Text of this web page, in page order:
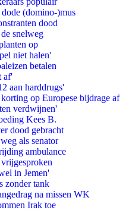
(domino-)mus
dood
snelweg
op
niet halen'
betalen
af'
aan harddrugs'
op Europese bijdrage af
verdwijnen'
Kees B.
dood gebracht
als senator
ambulance
in Jemen'
zonder tank
na missen WK
Irak toe